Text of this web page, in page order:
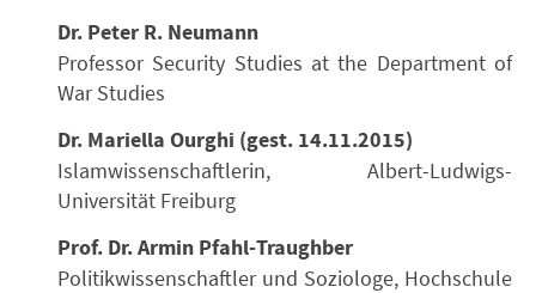
Dr. Peter R. Neumann
Professor Security Studies at the Department of
War Studies
Dr. Mariella Ourghi (gest. 14.11.2015)
Islamwissenschaftlerin, Albert-Ludwigs-
Universität Freiburg
Prof. Dr. Armin Pfahl-Traughber
Politikwissenschaftler und Soziologe, Hochschule